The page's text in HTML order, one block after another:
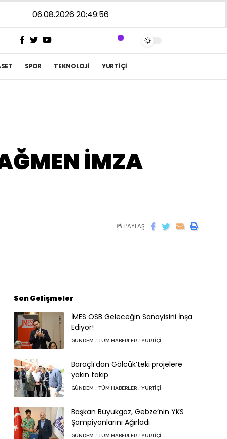
06.08.2026 20:49:57
SPOR TEKNOLOJI YURTIÇI
İMZA
PAYLAŞ
Son Gelişmeler
İMES OSB Geleceğin Sanayisini İnşa
Ediyor!
GÜNDEM TÜM HABERLER YURTIÇI
Baraçlı’dan Gölcük’teki projelere
yakın takip
GÜNDEM TÜM HABERLER YURTIÇI
Başkan Büyükgöz, Gebze’nin YKS
Şampiyonlarını Ağırladı
GÜNDEM TÜM HABERLER YURTIÇI